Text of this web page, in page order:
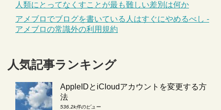
人類にとってなくすことが最も難しい差別は何か
アメブロでブログを書いている人はすぐにやめるべし -
アメブロの常識外の利用規約
人気記事ランキング
AppleIDとiCloudアカウントを変更する方
法
536.2k件のビュー